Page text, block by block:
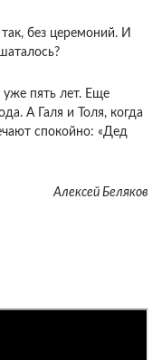
без церемоний. И
уже пять лет. Еще
А Галя и Толя, когда
спокойно: «Дед
Алексей Беляков